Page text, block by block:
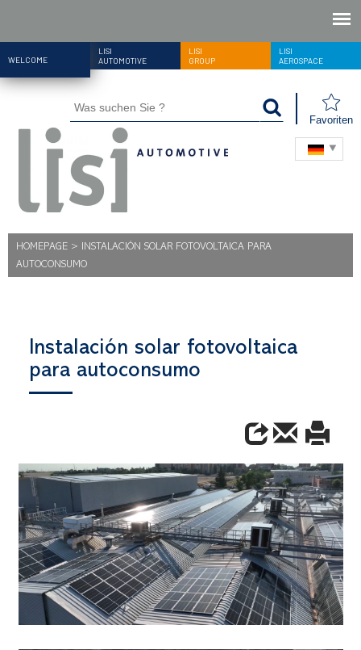
WELCOME
LISI
AUTOMOTIVE
LISI
GROUP
LISI
AEROSPACE
Favoriten
HOMEPAGE > INSTALACIÓN SOLAR FOTOVOLTAICA PARA
AUTOCONSUMO
Instalación solar fotovoltaica
para autoconsumo